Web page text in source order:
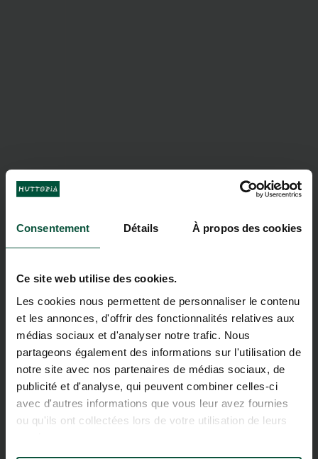
Consentement Détails À propos des cookies
Ce site web utilise des cookies.
Les cookies nous permettent de personnaliser le contenu
et les annonces, d'offrir des fonctionnalités relatives aux
médias sociaux et d'analyser notre trafic. Nous
partageons également des informations sur l'utilisation de
notre site avec nos partenaires de médias sociaux, de
publicité et d'analyse, qui peuvent combiner celles-ci
avec d'autres informations que vous leur avez fournies
ou qu'ils ont collectées lors de votre utilisation de leurs